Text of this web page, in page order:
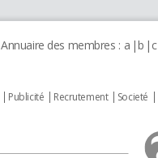
Annuaire des membres : a b c
Publicité Recrutement Societé